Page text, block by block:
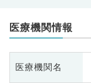
医療機関情報
医療機関名